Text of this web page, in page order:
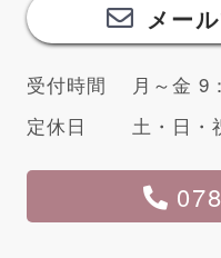
メー
受付時間
月～金 9
定休日
土・日・